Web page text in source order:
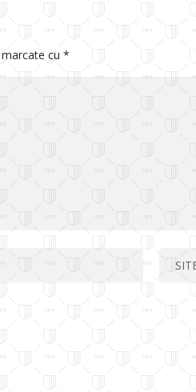
marcate cu*